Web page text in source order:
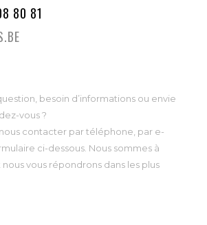
80 81
besoin d’informations ou envie
vous ?
nous contacter par téléphone, par e-
ci-dessous. Nous sommes à
vous répondrons dans les plus